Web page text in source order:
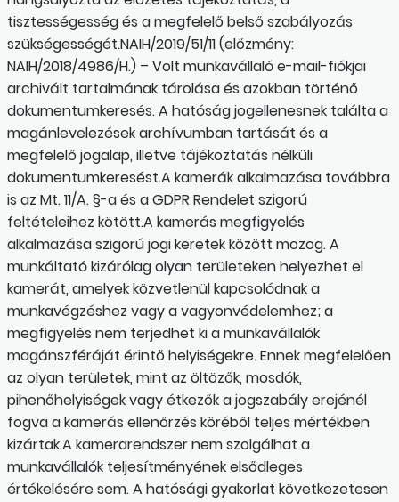
tisztességesség és a megfelelő belső szabályozás
szükségességét.NAIH/2019/51/11 (előzmény:
NAIH/2018/4986/H.) – Volt munkavállaló e-mail-fiókjai
archivált tartalmának tárolása és azokban történő
dokumentumkeresés. A hatóság jogellenesnek találta a
magánlevelezések archívumban tartását és a
megfelelő jogalap, illetve tájékoztatás nélküli
dokumentumkeresést.A kamerák alkalmazása továbbra
is az Mt. 11/A. §-a és a GDPR Rendelet szigorú
feltételeihez kötött.A kamerás megfigyelés
alkalmazása szigorú jogi keretek között mozog. A
munkáltató kizárólag olyan területeken helyezhet el
kamerát, amelyek közvetlenül kapcsolódnak a
munkavégzéshez vagy a vagyonvédelemhez; a
megfigyelés nem terjedhet ki a munkavállalók
magánszféráját érintő helyiségekre. Ennek megfelelően
az olyan területek, mint az öltözők, mosdók,
pihenőhelyiségek vagy étkezők a jogszabály erejénél
fogva a kamerás ellenőrzés köréből teljes mértékben
kizártak.A kamerarendszer nem szolgálhat a
munkavállalók teljesítményének elsődleges
értékelésére sem. A hatósági gyakorlat következetesen